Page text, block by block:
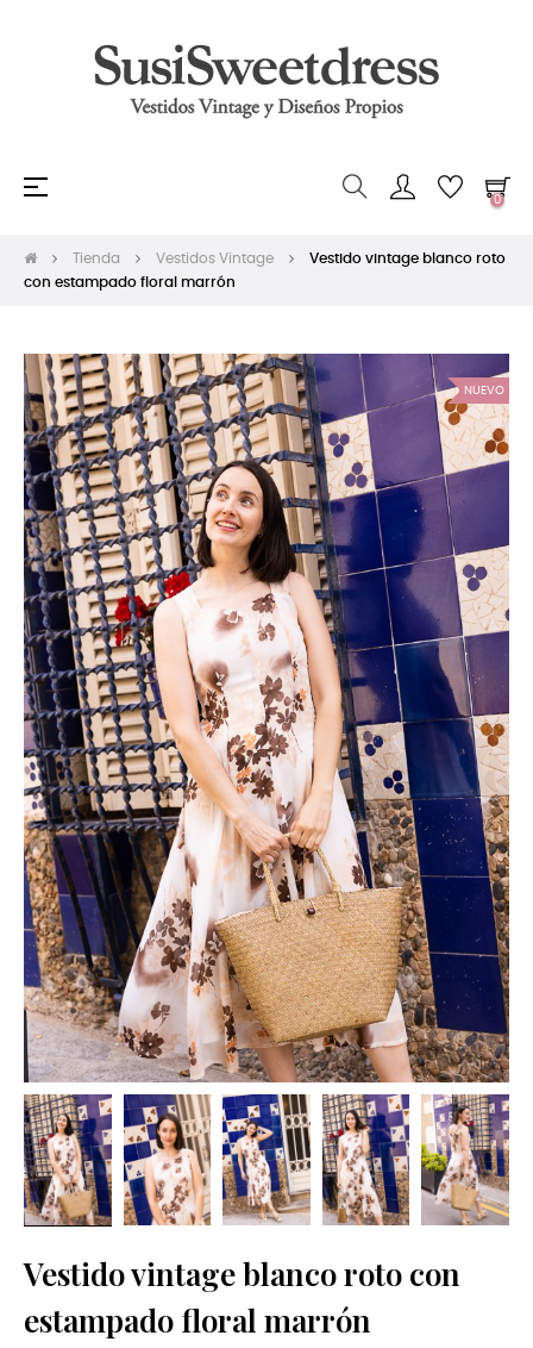
Navegación
☰
0
Tienda Vestidos Vintage
Vestido vintage blanco roto
con estampado floral marrón
NUEVO
Vestido vintage blanco roto con
estampado floral marrón